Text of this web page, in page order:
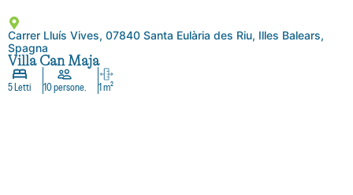
Carrer Lluís Vives, 07840 Santa Eulària des Riu, Illes Balears,
Spagna
Villa Can Maja
5 Letti 10 persone. 1 m²